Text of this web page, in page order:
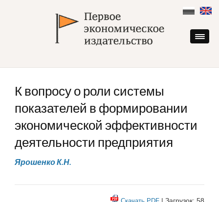
content
К вопросу о роли системы
показателей в формировании
экономической эффективности
деятельности предприятия
Ярошенко К.Н.